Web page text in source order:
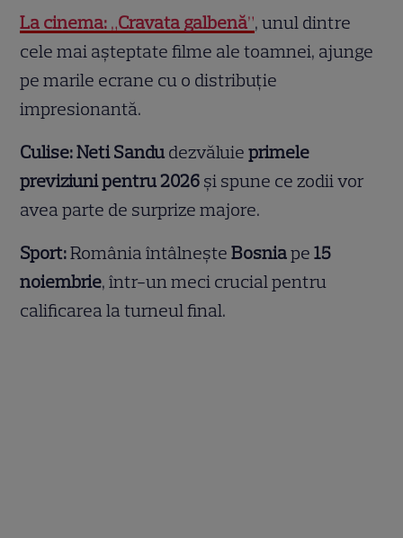
La cinema: „Cravata galbenă”, unul dintre
cele mai așteptate filme ale toamnei, ajunge
pe marile ecrane cu o distribuție
impresionantă.
Culise:Neti Sandu dezvăluieprimele
previziuni pentru 2026 și spune ce zodii vor
avea parte de surprize majore.
Sport:România întâlneșteBosniape15
noiembrie, într-un meci crucial pentru
calificarea la turneul final.